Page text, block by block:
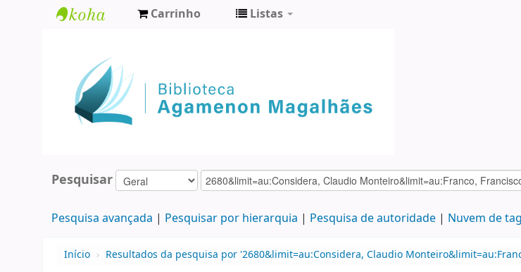
Agamenon
Magalhães
Carrinho Listas
Pesquisar
Pesquisa avançada Pesquisar por hierarquia Pesquisa de autoridade Nuvem de
Início › Resultados da pesquisa por '2680&limit=au:Considera, Claudio